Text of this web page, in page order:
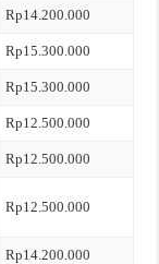
Rp14.200.000
Rp15.300.000
Rp15.300.000
Rp12.500.000
Rp12.500.000
Rp12.500.000
Rp14.200.000